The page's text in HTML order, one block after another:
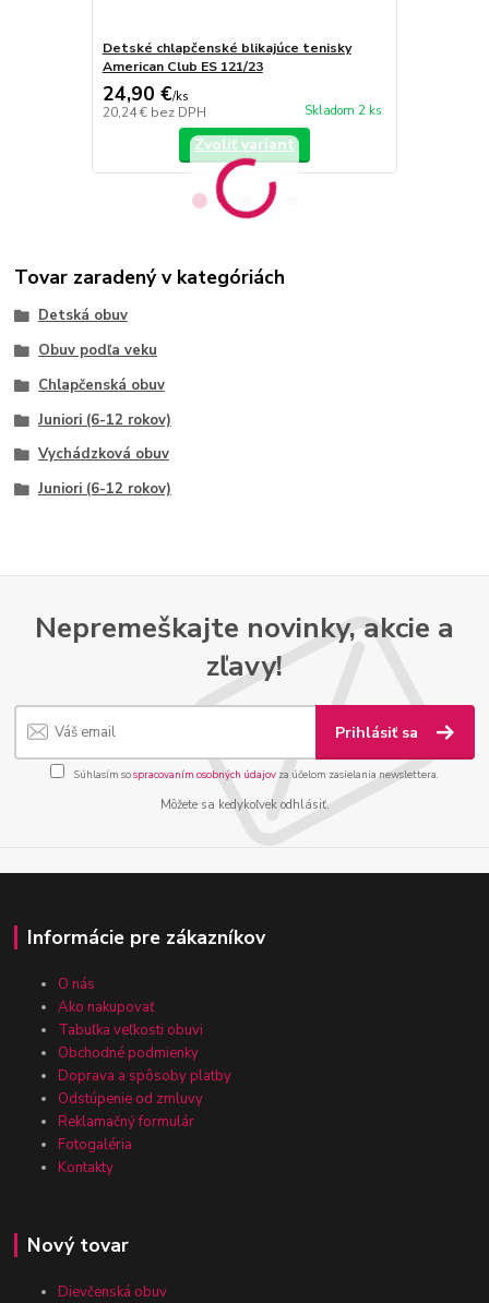
Detské chlapčenské blikajúce tenisky
American Club ES 121/23
24,90 €/ks
20,24 € bez DPH Skladom 2 ks
Zvoliť variant
Tovar zaradený v kategóriách
Detská obuv
Obuv podľa veku
Chlapčenská obuv
Juniori (6-12 rokov)
Vychádzková obuv
Juniori (6-12 rokov)
Nepremeškajte novinky, akcie a
zľavy!
Prihlásiť sa
Súhlasím sospracovaním osobných údajov za účelom zasielania newslettera.
Môžete sa kedykoľvek odhlásiť.
Informácie pre zákazníkov
O nás
Ako nakupovať
Tabuľka veľkosti obuvi
Obchodné podmienky
Doprava a spôsoby platby
Odstúpenie od zmluvy
Reklamačný formulár
Fotogaléria
Kontakty
Nový tovar
Dievčenská obuv